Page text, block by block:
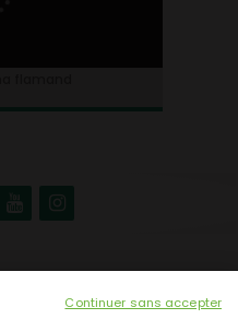
Continuer sans accepter